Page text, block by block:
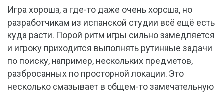
Игра хороша, а где-то даже очень хороша, но
разработчикам из испанской студии всё ещё есть
куда расти. Порой ритм игры сильно замедляется
и игроку приходится выполнять рутинные задачи
по поиску, например, нескольких предметов,
разбросанных по просторной локации. Это
несколько смазывает в общем-то замечательную